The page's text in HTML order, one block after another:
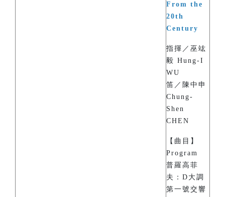
From the
20th
Century
指揮／巫竑
毅 Hung-I
WU
笛／陳中申
Chung-
Shen
CHEN
【曲目】
Program
普羅高菲
夫：D大調
第一號交響